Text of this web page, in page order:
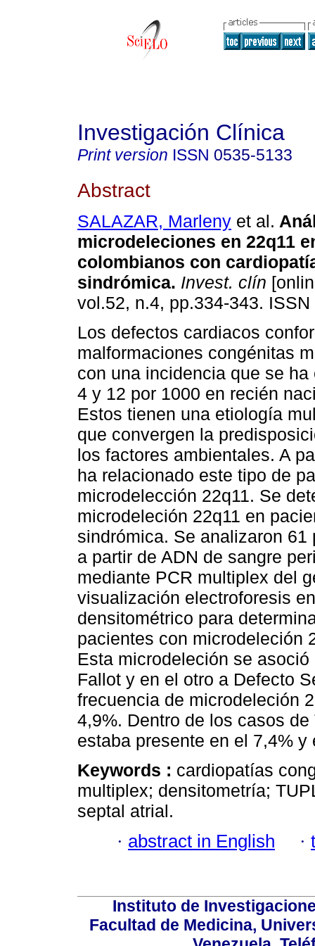
Investigación Clínica
Print version ISSN 0535-5133
Abstract
SALAZAR, Marleny et al.
microdeleciones en 22q11
colombianos con
sindrómica. Invest. clín
vol.52, n.4, pp.334-343.
Los defectos cardiacos
malformaciones congénitas
con una incidencia que se ha
4 y 12 por 1000 en recién
Estos tienen una etiología
que convergen la
los factores ambientales. A
ha relacionado este tipo de
microdelección 22q11. Se
microdeleción 22q11 en
sindrómica. Se analizaron
a partir de ADN de sangre
mediante PCR multiplex del
visualización electroforesis
densitométrico para
pacientes con microdeleción
Esta microdeleción se
Fallot y en el otro a Defecto
frecuencia de microdeleción
4,9%. Dentro de los casos
estaba presente en el 7,4%
Keywords : cardiopatías
multiplex; densitometría;
septal atrial.
· abstract in English ·
Instituto de
Facultad de Medicina,